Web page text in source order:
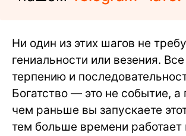
Ни один из этих шагов не
гениальности или везения.
терпению и
Богатство — это не событие, а
чем раньше вы запускаете
тем больше времени работает